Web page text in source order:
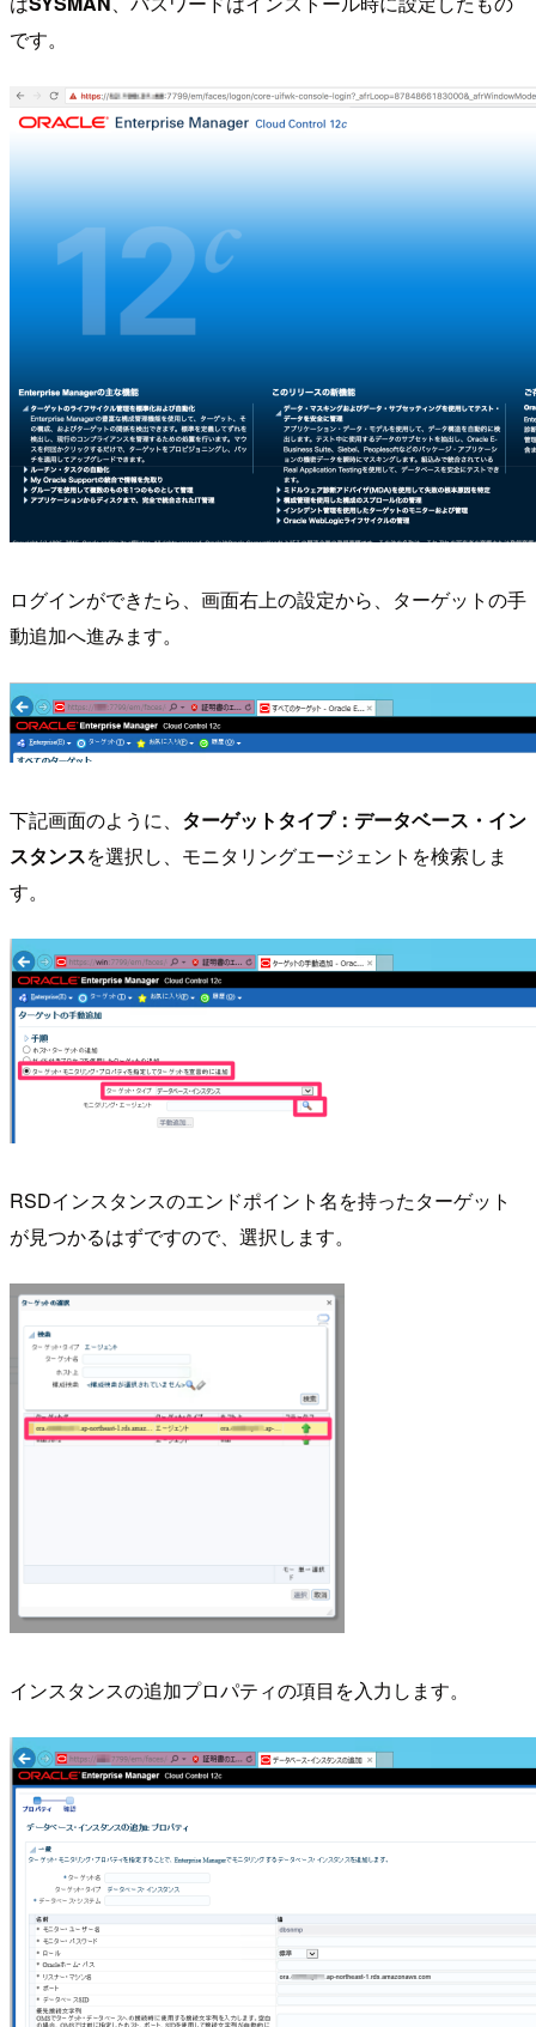
です。
ログインができたら、画面右上の設定から、ターゲットの手
動追加へ進みます。
下記画面のように、 ターゲットタイプ：データベース・イン
スタンスを選択し、モニタリングエージェントを検索しま
す。
RSDインスタンスのエンドポイント名を持ったターゲット
が見つかるはずですので、選択します。
インスタンスの追加プロパティの項目を入力します。